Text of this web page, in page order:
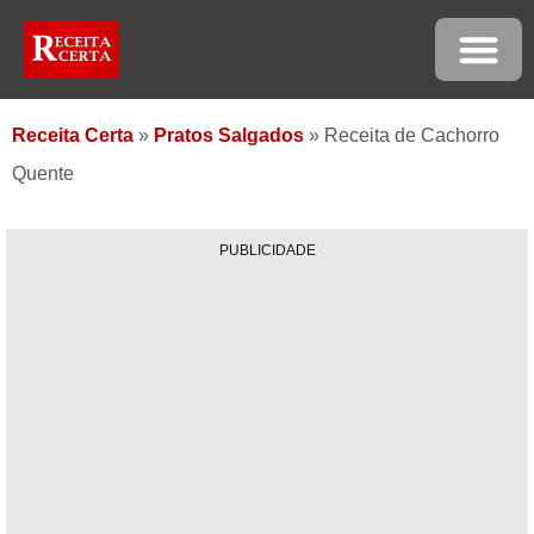
Receita Certa » Pratos Salgados » Receita de Cachorro
Quente
PUBLICIDADE